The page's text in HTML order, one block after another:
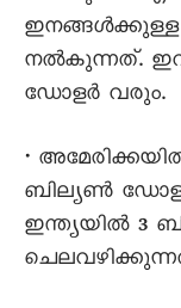
നൽകുന്നത്.
ഡോളർ വരും.
•
ബില്യൺ
ഇന്ത്യയിൽ 3